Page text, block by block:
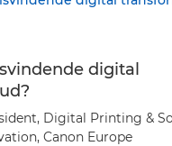
digital
Digital Printing &
Canon Europe